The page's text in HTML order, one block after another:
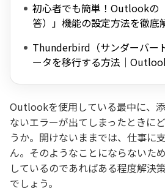
初心者でも簡単！Outlookの
答）」機能の設定方法を徹底
Thunderbird（サンダーバー
ータを移行する方法｜
Outlookを使用している最中に、
ないエラーが出てしまったときに
うか。開けないままでは、仕事に
ん。そのようなことにならないた
しているのであればある程度解決
でしょう。